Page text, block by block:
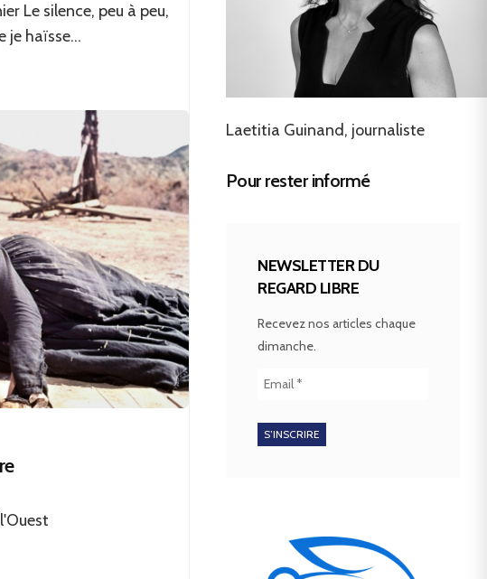
Le silence, peu à peu,
je haïsse...
Laetitia Guinand, journaliste
Pour rester informé
NEWSLETTER DU
REGARD LIBRE
Recevez nos articles chaque
dimanche.